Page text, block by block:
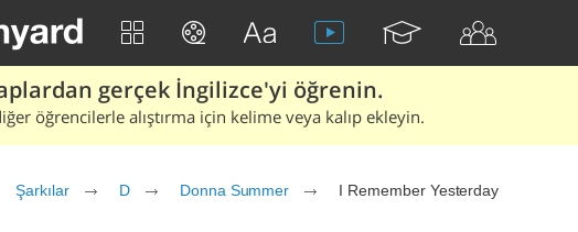
gerçek İngilizce'yi öğrenin.
öğrencilerle alıştırma için kelime veya kalıp ekleyin.
Şarkılar D Donna Summer I Remember Yesterday